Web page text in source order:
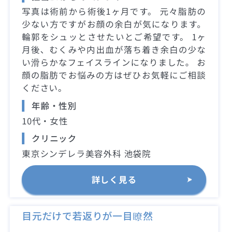
写真は術前から術後1ヶ月です。 元々脂肪の
少ない方ですがお顔の余白が気になります。
輪郭をシュッとさせたいとご希望です。 1ヶ
月後、むくみや内出血が落ち着き余白の少な
い滑らかなフェイスラインになりました。 お
顔の脂肪でお悩みの方はぜひお気軽にご相談
ください。
年齢・性別
10代・女性
クリニック
東京シンデレラ美容外科 池袋院
詳しく見る
目元だけで若返りが一目瞭然